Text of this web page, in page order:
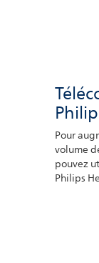
Pour
volume
pouvez
Philips